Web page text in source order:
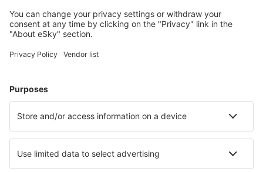
Salamanca Matacán (SLM)
Melilla Airport (MLN)
Menorca Mahon (MAH)
Pamplona Airport (PNA)
Santander Paray (SDR)